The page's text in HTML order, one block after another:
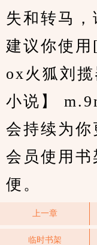
失和转马，
建议你使
ox火狐刘
小说】
会持续为你
会员使用书
便。
上一章
临时书架